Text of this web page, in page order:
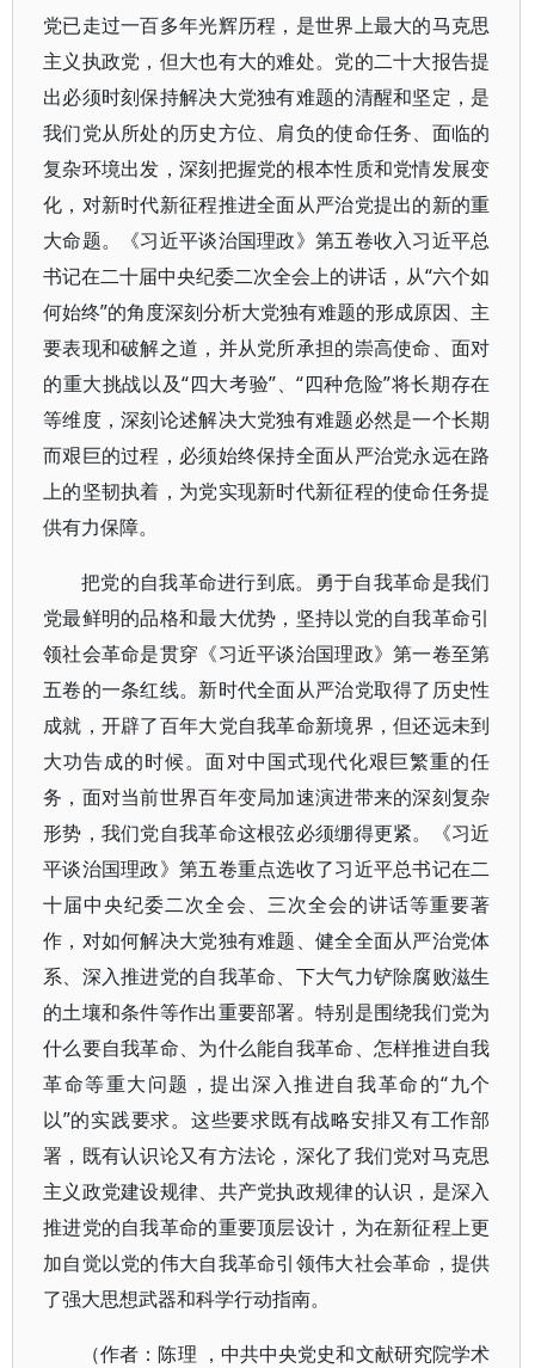
党已走过一百多年光辉历程，是世界上最大的马克思
主义执政党，但大也有大的难处。党的二十大报告提
出必须时刻保持解决大党独有难题的清醒和坚定，是
我们党从所处的历史方位、肩负的使命任务、面临的
复杂环境出发，深刻把握党的根本性质和党情发展变
化，对新时代新征程推进全面从严治党提出的新的重
大命题。《习近平谈治国理政》第五卷收入习近平总
书记在二十届中央纪委二次全会上的讲话，从“六个如
何始终”的角度深刻分析大党独有难题的形成原因、主
要表现和破解之道，并从党所承担的崇高使命、面对
的重大挑战以及“四大考验”、“四种危险”将长期存在
等维度，深刻论述解决大党独有难题必然是一个长期
而艰巨的过程，必须始终保持全面从严治党永远在路
上的坚韧执着，为党实现新时代新征程的使命任务提
供有力保障。
把党的自我革命进行到底。勇于自我革命是我们
党最鲜明的品格和最大优势，坚持以党的自我革命引
领社会革命是贯穿《习近平谈治国理政》第一卷至第
五卷的一条红线。新时代全面从严治党取得了历史性
成就，开辟了百年大党自我革命新境界，但还远未到
大功告成的时候。面对中国式现代化艰巨繁重的任
务，面对当前世界百年变局加速演进带来的深刻复杂
形势，我们党自我革命这根弦必须绷得更紧。《习近
平谈治国理政》第五卷重点选收了习近平总书记在二
十届中央纪委二次全会、三次全会的讲话等重要著
作，对如何解决大党独有难题、健全全面从严治党体
系、深入推进党的自我革命、下大气力铲除腐败滋生
的土壤和条件等作出重要部署。特别是围绕我们党为
什么要自我革命、为什么能自我革命、怎样推进自我
革命等重大问题，提出深入推进自我革命的“九个
以”的实践要求。这些要求既有战略安排又有工作部
署，既有认识论又有方法论，深化了我们党对马克思
主义政党建设规律、共产党执政规律的认识，是深入
推进党的自我革命的重要顶层设计，为在新征程上更
加自觉以党的伟大自我革命引领伟大社会革命，提供
了强大思想武器和科学行动指南。
（作者：陈理 ，中共中央党史和文献研究院学术